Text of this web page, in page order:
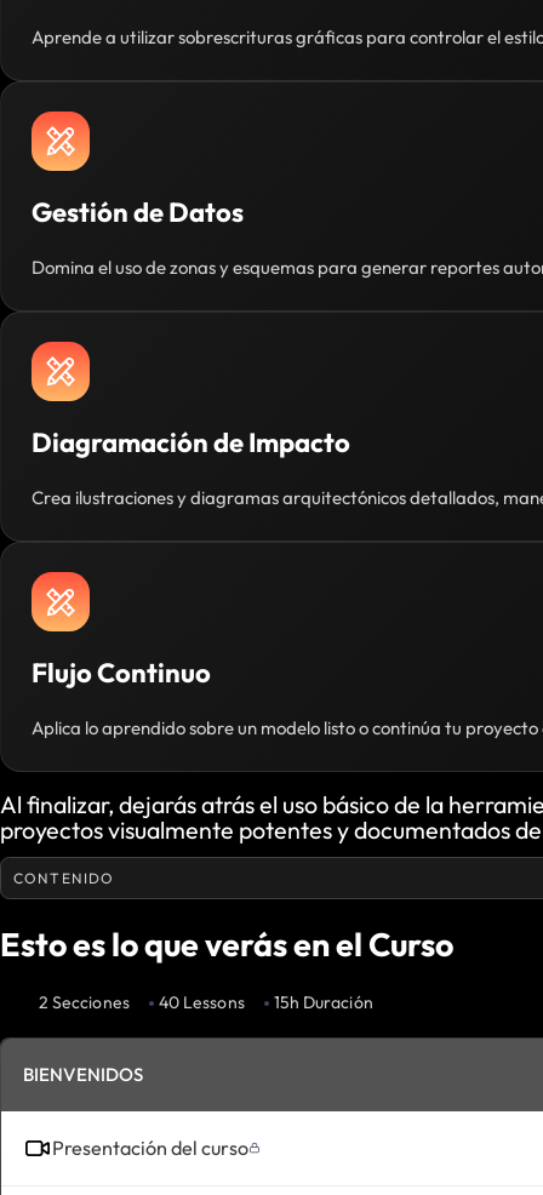
Aprende a utilizar sobrescrituras gráficas para controlar el
Gestión de Datos
Domina el uso de zonas y esquemas para generar reportes
Diagramación de Impacto
Crea ilustraciones y diagramas arquitectónicos detallados,
Flujo Continuo
Aplica lo aprendido sobre un modelo listo o continúa tu
Al finalizar, dejarás atrás el uso básico de la
proyectos visualmente potentes y documentados
CONTENIDO
Esto es lo que verás en el Curso
2 Secciones 40 Lessons 15h Duración
BIENVENIDOS
Presentación del curso